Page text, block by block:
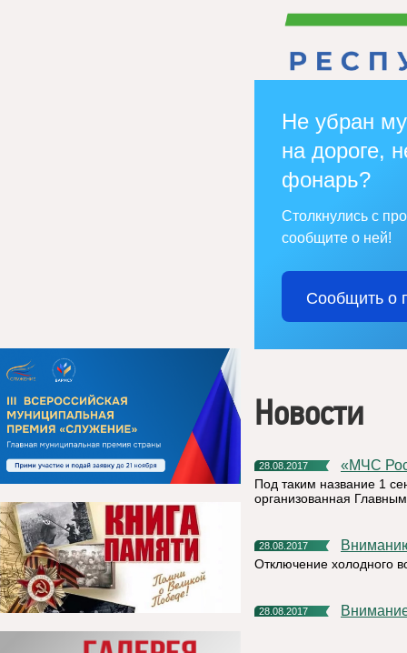
Не убран
на дороге,
фонарь?
Столкнулись с
сообщите о ней!
Сообщить о
Новости
28.08.2017 «МЧС
Под таким название 1
организованная
28.08.2017
Отключение холодного
28.08.2017